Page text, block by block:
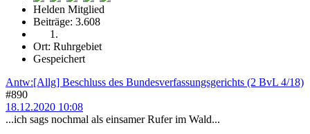
Helden Mitglied
Beiträge: 3.608
Ort: Ruhrgebiet
Gespeichert
Antw:[Allg] Beschluss des Bundesverfassungsgerichts (2 BvL 4/18)
#890
18.12.2020 10:08
...ich sags nochmal als einsamer Rufer im Wald...